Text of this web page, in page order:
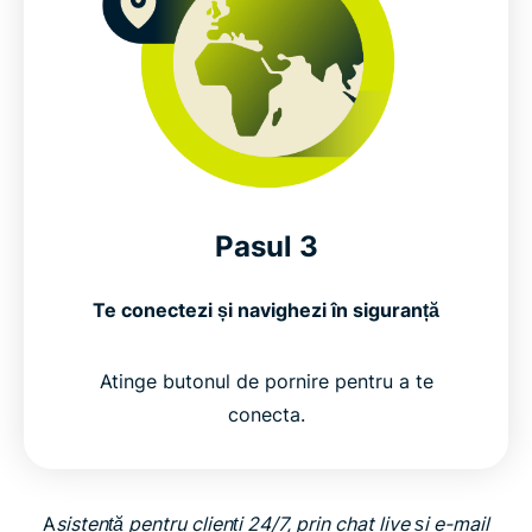
Pasul 3
Te conectezi și navighezi în siguranță
Atinge butonul de pornire pentru a te
conecta.
Asistență pentru clienți 24/7, prin chat live și e-mail